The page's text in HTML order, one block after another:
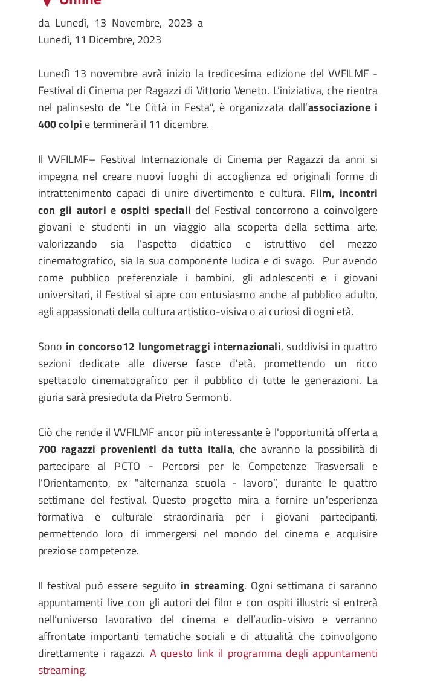
da Lunedì, 13 Novembre, 2023 a
Lunedì, 11 Dicembre, 2023
Lunedì 13 novembre avrà inizio la tredicesima edizione del VVFILMF -
Festival di Cinema per Ragazzi di Vittorio Veneto. L’iniziativa, che rientra
nel palinsesto de “Le Città in Festa”, è organizzata dall’associazione i
400 colpi e terminerà il 11 dicembre.
Il VVFILMF– Festival Internazionale di Cinema per Ragazzi da anni si
impegna nel creare nuovi luoghi di accoglienza ed originali forme di
intrattenimento capaci di unire divertimento e cultura. Film, incontri
con gli autori e ospiti speciali del Festival concorrono a coinvolgere
giovani e studenti in un viaggio alla scoperta della settima arte,
valorizzando sia l’aspetto didattico e istruttivo del mezzo
cinematografico, sia la sua componente ludica e di svago. Pur avendo
come pubblico preferenziale i bambini, gli adolescenti e i giovani
universitari, il Festival si apre con entusiasmo anche al pubblico adulto,
agli appassionati della cultura artistico-visiva o ai curiosi di ogni età.
Sono in concorso12 lungometraggi internazionali, suddivisi in quattro
sezioni dedicate alle diverse fasce d'età, promettendo un ricco
spettacolo cinematografico per il pubblico di tutte le generazioni. La
giuria sarà presieduta da Pietro Sermonti.
Ciò che rende il VVFILMF ancor più interessante è l'opportunità offerta a
700 ragazzi provenienti da tutta Italia, che avranno la possibilità di
partecipare al PCTO - Percorsi per le Competenze Trasversali e
l’Orientamento, ex "alternanza scuola - lavoro”, durante le quattro
settimane del festival. Questo progetto mira a fornire un'esperienza
formativa e culturale straordinaria per i giovani partecipanti,
permettendo loro di immergersi nel mondo del cinema e acquisire
preziose competenze.
Il festival può essere seguito in streaming. Ogni settimana ci saranno
appuntamenti live con gli autori dei film e con ospiti illustri: si entrerà
nell’universo lavorativo del cinema e dell’audio-visivo e verranno
affrontate importanti tematiche sociali e di attualità che coinvolgono
direttamente i ragazzi. A questo link il programma degli appuntamenti
streaming.